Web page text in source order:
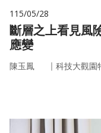
115/05/28
斷層之上看見風
應變
陳玉鳳 ｜ 科技大觀園